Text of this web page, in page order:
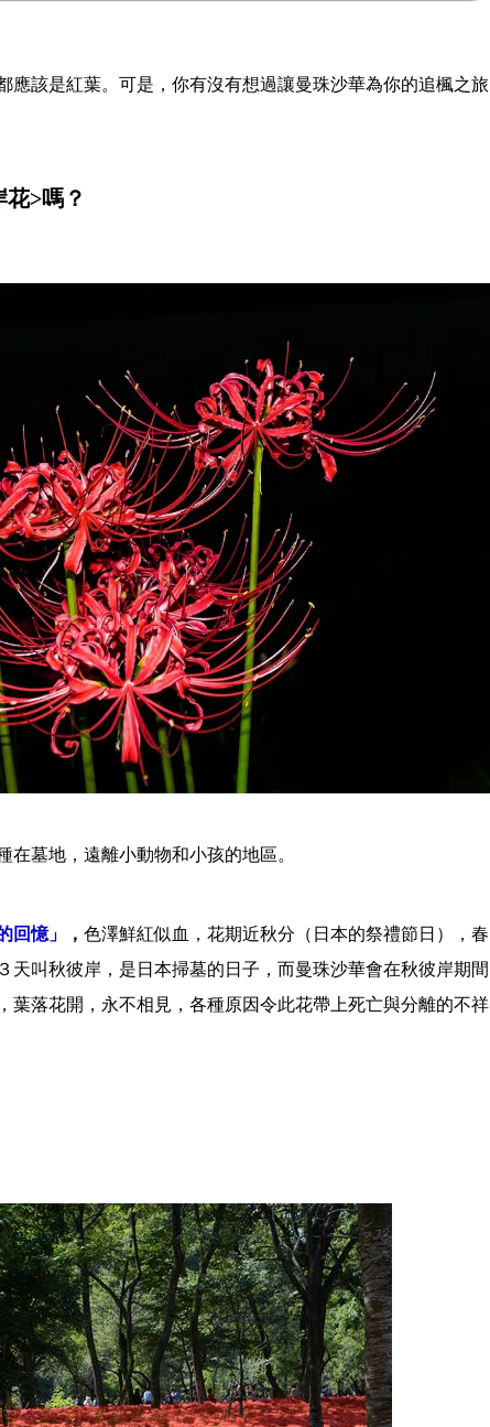
應該是紅葉。可是，你有沒有想過讓曼珠沙華為你的追楓之旅
>嗎？
墓地，遠離小動物和小孩的地區。​
回憶」 ， 色澤鮮紅似血，花期近秋分（日本的祭禮節日），春
天叫秋彼岸，是日本掃墓的日子，而曼珠沙華會在秋彼岸期間
葉落花開，永不相見，各種原因令此花帶上死亡與分離的不祥